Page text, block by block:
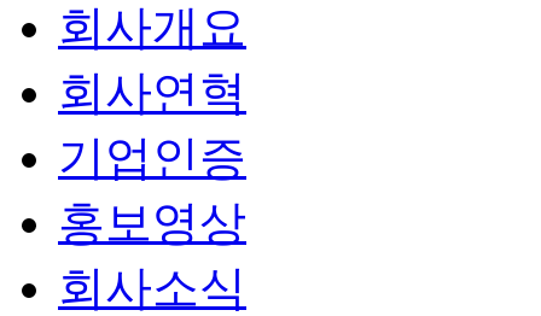
회사개요
회사연혁
기업인증
홍보영상
회사소식